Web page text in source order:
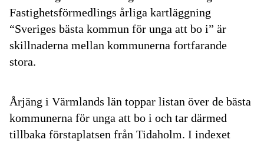
Fastighetsförmedlings årliga kartläggning
“Sveriges bästa kommun för unga att bo i” är
skillnaderna mellan kommunerna fortfarande
stora.
Årjäng i Värmlands län toppar listan över de bästa
kommunerna för unga att bo i och tar därmed
tillbaka förstaplatsen från Tidaholm. I indexet